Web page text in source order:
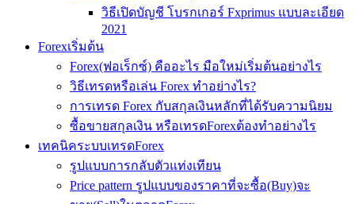
วิธีเปิดบัญชี โบรกเกอร์ Fxprimus แบบละเอียด
2021
Forexเริ่มต้น
Forex(ฟอเร็กซ์) คืออะไร มือใหม่เริ่มต้นอย่างไร
วิธีเทรดหรือเล่น Forex ทำอย่างไร?
การเทรด Forex กับสกุลเงินหลักที่ได้รับความนิยม
ซื้อขายสกุลเงิน หรือเทรดForexต้องทำอย่างไร
เทคนิคระบบเทรดForex
รูปแบบการกลับตัวแท่งเทียน
Price pattern รูปแบบของราคาที่จะซื้อ(Buy)จะ